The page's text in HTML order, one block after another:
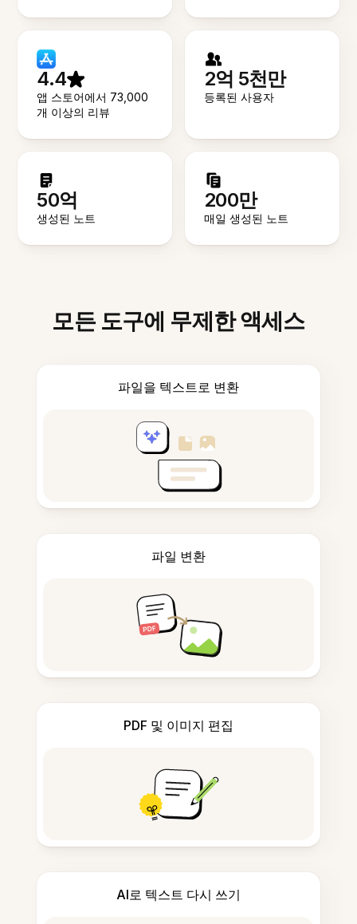
4.4
앱 스토어에서 73,000
개 이상의 리뷰
2억 5천만
등록된 사용자
50억
생성된 노트
200만
매일 생성된 노트
모든 도구에 무제한 액세스
파일을 텍스트로 변환
파일 변환
PDF 및 이미지 편집
AI로 텍스트 다시 쓰기